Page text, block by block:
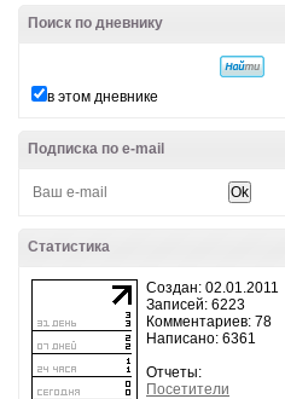
Поиск по дневнику
в этом дневнике
Подписка по e-mail
Статистика
Создан: 02.01.2011
Записей: 6223
Комментариев: 78
Написано: 6361
Отчеты:
Посетители